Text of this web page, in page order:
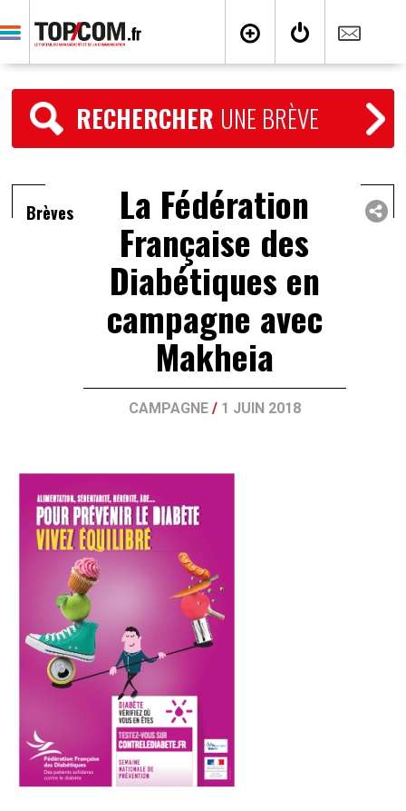
RECHERCHER UNE BRÈVE
Brèves La Fédération
Française des
Diabétiques en
campagne avec
Makheia
CAMPAGNE/ 1 JUIN 2018